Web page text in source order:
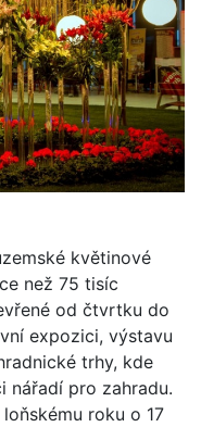
květinové
než 75 tisíc
od čtvrtku do
expozici, výstavu
trhy, kde
nářadí pro zahradu.
roku o 17